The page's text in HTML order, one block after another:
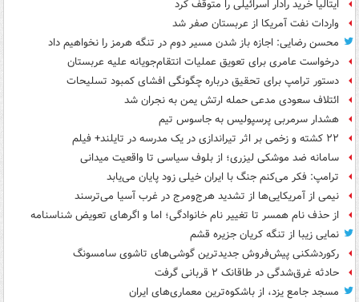
ایتالیا خرید رادار اسرائیلی را متوقف کرد
واردات نفت آمریکا از عربستان صفر شد
محسن رضایی: اجازه باز شدن مسیر دوم در تنگه هرمز را نخواهیم داد
درخواست عامری برای تعویق عملیات انتقام‌جویانه علیه عربستان
دستور ترامپ برای تحقیق درباره چگونگی افشای کمبود تسلیحات
ائتلاف سعودی مدعی حمله ارتش یمن به نجران شد
هشدار سرمربی پرسپولیس به جاسوس تیم
۲۲ کشته و زخمی بر اثر تیراندازی در یک مدرسه در تایلند+ فیلم
سامانه ضد موشکی لیزری؛ از بلوف سیاسی تا واقعیت میدانی
ترامپ: فکر می‌کنم جنگ با ایران خیلی زود پایان می‌یابد
نیمی از آمریکایی‌ها از تشدید هرج‌ومرج در غرب آسیا می‌ترسند
از حذف نام همسر تا تغییر نام خانوادگی؛ اما و اگرهای تعویض شناسنامه
نمایی زیبا از تنگه کریان جزیره قشم
رکوردشکنی پیش‌فروش جدیدترین گوشی‌های تاشوی سامسونگ
حادثه غرق‌شدگی در طاقانک ۲ قربانی گرفت
مسجد جامع یزد، از باشکوه‌ترین معماری‌های ایران